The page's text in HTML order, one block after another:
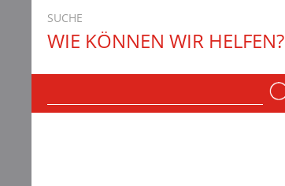
SUCHE
WIE KÖNNEN WIR HELFEN?